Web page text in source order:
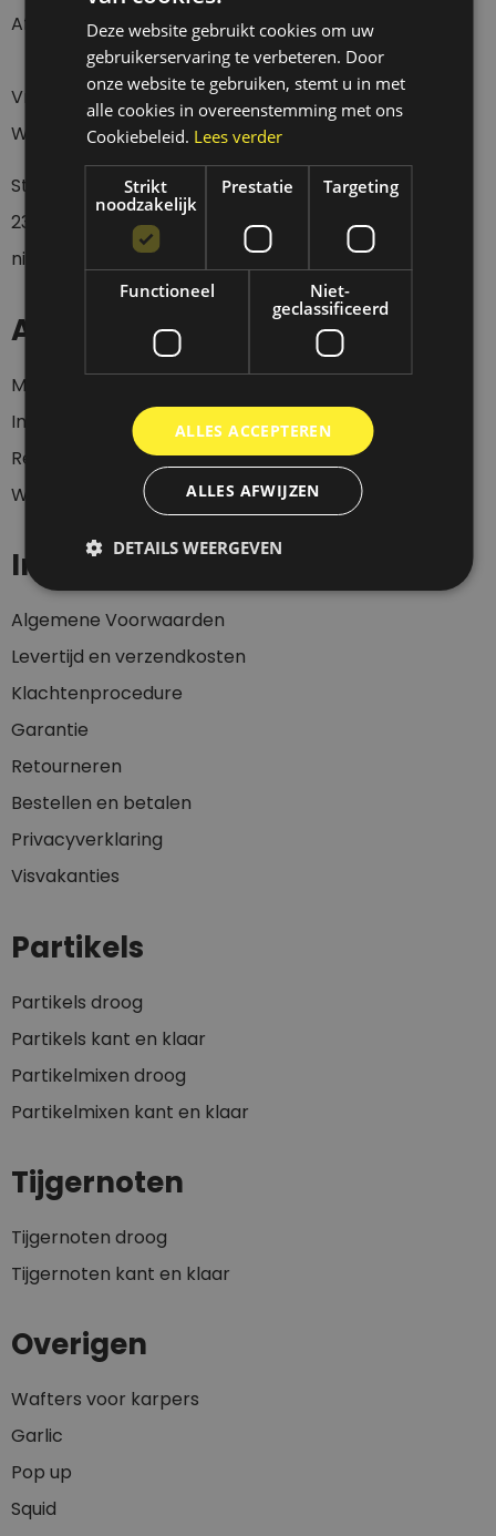
Afhalen Donderdag t/m Zaterdag tussen 12 en 18 uur.
Vragen over een verzending?
Wacht eerst 4 werkdagen geduldig af a.u.b.
Stuur een whatsapp of sms bericht op06-
23437536
wanneer je langs wil komen, want wij zijn
niet altijd aanwezig.
Account
Mijn account
Inloggen
Registeren
Winkelwagen
Informatie
Algemene Voorwaarden
Levertijd en verzendkosten
Klachtenprocedure
Garantie
Retourneren
Bestellen en betalen
Privacyverklaring
Visvakanties
Partikels
Partikels droog
Partikels kant en klaar
Partikelmixen droog
Partikelmixen kant en klaar
Tijgernoten
Tijgernoten droog
Tijgernoten kant en klaar
Overigen
Wafters voor karpers
Garlic
Pop up
Squid
Deze website gebruikt cookies om uw
gebruikerservaring te verbeteren. Door
onze website te gebruiken, stemt u in met
alle cookies in overeenstemming met ons
Cookiebeleid. Lees verder
Strikt
noodzakelijk
Prestatie Targeting
Functioneel
Niet-
geclassificeerd
ALLES ACCEPTEREN
ALLES AFWIJZEN
DETAILS WEERGEVEN